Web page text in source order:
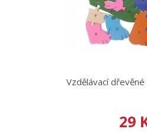
Vzdělávací
29